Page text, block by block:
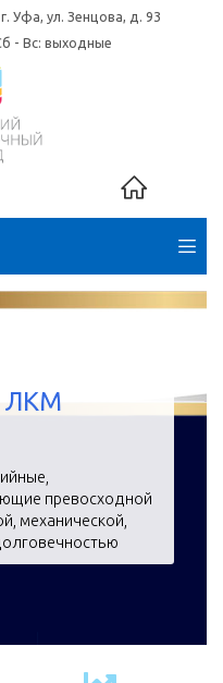
Уфа, ул. Зенцова, д. 93
- Вс: выходные
ЛКМ
превосходной
механической,